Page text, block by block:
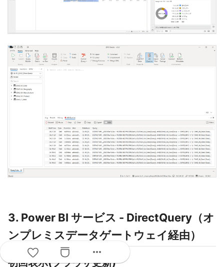
3. Power BI サービス - DirectQuery（オ
ンプレミスデータゲートウェイ経由）
初回表示(ブラウザ更新)
more_horiz